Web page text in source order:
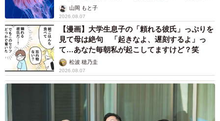
ごい」山岡 もと子
2026.08.07
【漫画】大学生息子の「頼れる彼氏」っぷりを
見て母は絶句 「起きなよ、遅刻するよ」っ
て…あなた毎朝私が起こしてますけど？笑
松波 穂乃圭
2026.08.07